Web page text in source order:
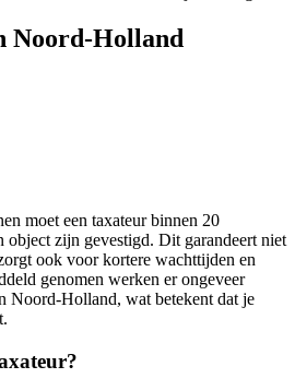
Noord-Holland
moet een taxateur binnen 20
object zijn gevestigd. Dit garandeert niet
ook voor kortere wachttijden en
genomen werken er ongeveer
Noord-Holland, wat betekent dat je